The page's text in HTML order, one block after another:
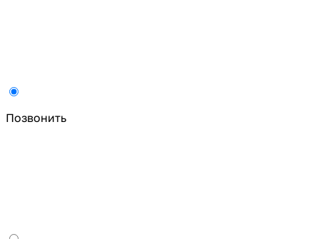
Позвонить